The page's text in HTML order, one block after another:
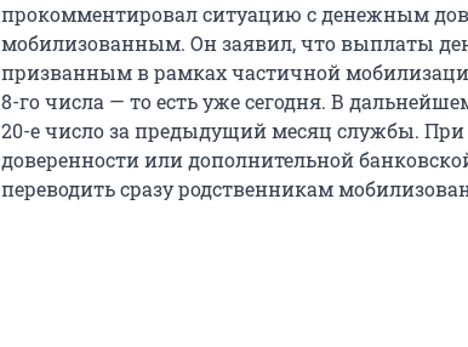
прокомментировал ситуацию с денежным
мобилизованным. Он заявил, что выплаты
призванным в рамках частичной
8-го числа — то есть уже сегодня. В
20-е число за предыдущий месяц службы.
доверенности или дополнительной
переводить сразу родственникам